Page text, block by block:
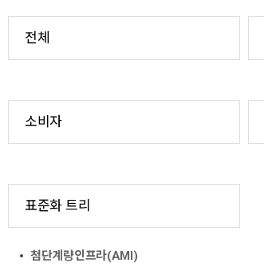
전체
소비자
표준화 트리
첨단계량인프라(AMI)